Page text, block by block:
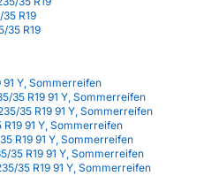
R19
35 R19
Y, Sommerreifen
35 R19 91 Y, Sommerreifen
35 R19 91 Y, Sommerreifen
91 Y, Sommerreifen
R19 91 Y, Sommerreifen
35 R19 91 Y, Sommerreifen
35 R19 91 Y, Sommerreifen